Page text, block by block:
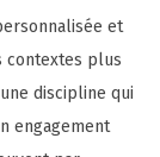
et
contextes plus
discipline qui
engagement